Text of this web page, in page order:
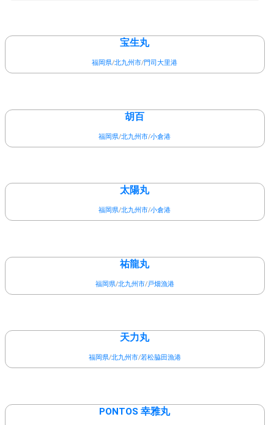
宝生丸
福岡県/北九州市/門司大里港
胡百
福岡県/北九州市/小倉港
太陽丸
福岡県/北九州市/小倉港
祐龍丸
福岡県/北九州市/戸畑漁港
天力丸
福岡県/北九州市/若松脇田漁港
PONTOS 幸雅丸